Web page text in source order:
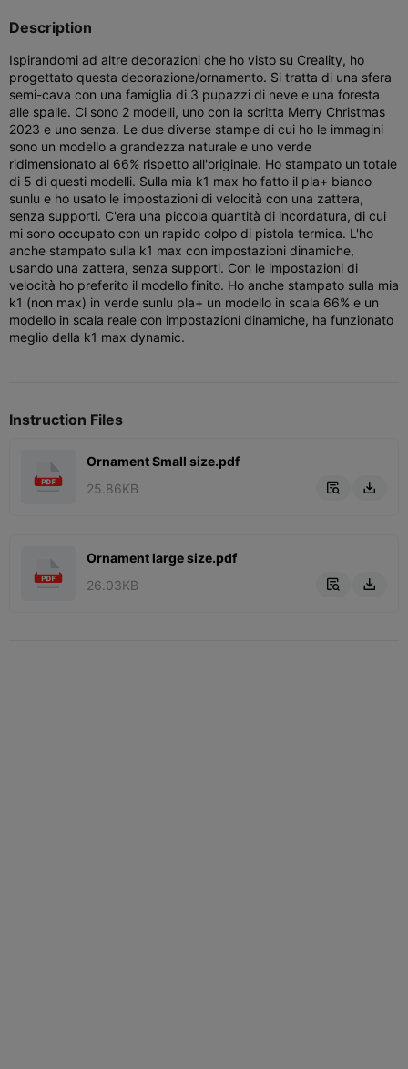
Description
Ispirandomi ad altre decorazioni che ho visto su Creality, ho
progettato questa decorazione/ornamento. Si tratta di una sfera
semi-cava con una famiglia di 3 pupazzi di neve e una foresta
alle spalle. Ci sono 2 modelli, uno con la scritta Merry Christmas
2023 e uno senza. Le due diverse stampe di cui ho le immagini
sono un modello a grandezza naturale e uno verde
ridimensionato al 66% rispetto all'originale. Ho stampato un totale
di 5 di questi modelli. Sulla mia k1 max ho fatto il pla+ bianco
sunlu e ho usato le impostazioni di velocità con una zattera,
senza supporti. C'era una piccola quantità di incordatura, di cui
mi sono occupato con un rapido colpo di pistola termica. L'ho
anche stampato sulla k1 max con impostazioni dinamiche,
usando una zattera, senza supporti. Con le impostazioni di
velocità ho preferito il modello finito. Ho anche stampato sulla mia
k1 (non max) in verde sunlu pla+ un modello in scala 66% e un
modello in scala reale con impostazioni dinamiche, ha funzionato
meglio della k1 max dynamic.
Instruction Files
Ornament Small size.pdf
25.86KB
 
Ornament large size.pdf
26.03KB
 